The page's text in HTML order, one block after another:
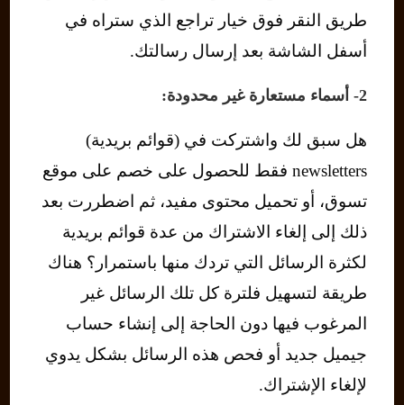
طريق النقر فوق خيار تراجع الذي ستراه في
أسفل الشاشة بعد إرسال رسالتك.
2- أسماء مستعارة غير محدودة:
هل سبق لك واشتركت في (قوائم بريدية)
newsletters فقط للحصول على خصم على موقع
تسوق، أو تحميل محتوى مفيد، ثم اضطررت بعد
ذلك إلى إلغاء الاشتراك من عدة قوائم بريدية
لكثرة الرسائل التي تردك منها باستمرار؟ هناك
طريقة لتسهيل فلترة كل تلك الرسائل غير
المرغوب فيها دون الحاجة إلى إنشاء حساب
جيميل جديد أو فحص هذه الرسائل بشكل يدوي
لإلغاء الإشتراك.